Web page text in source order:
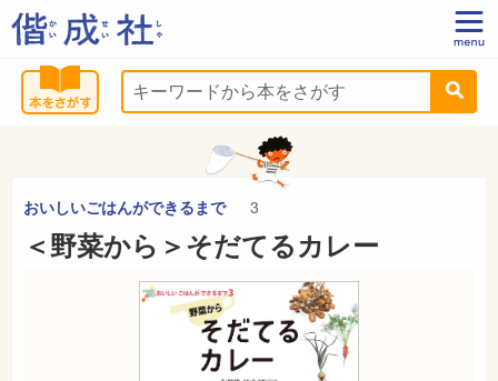
おいしいごはんができるまで 3
＜野菜から＞そだてるカレー